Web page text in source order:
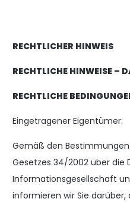
RECHTLICHER HINWEIS
RECHTLICHE HINWEISE –
RECHTLICHE
Eingetragener Eigentümer:
Gemäß den Bestimmungen
Gesetzes 34/2002 über die
Informationsgesellschaft
informieren wir Sie